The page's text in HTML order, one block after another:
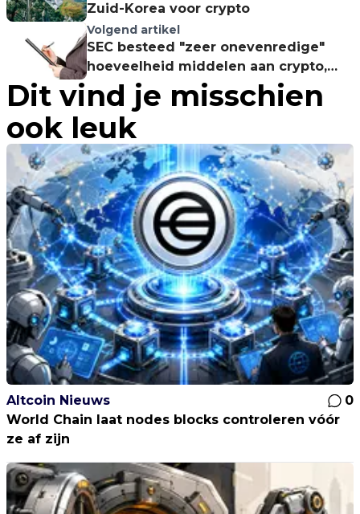
Zuid-Korea voor crypto
Volgend artikel
SEC besteed "zeer onevenredige"
hoeveelheid middelen aan crypto,
aldus juridisch expert
Dit vind je misschien
ook leuk
Altcoin Nieuws
0
World Chain laat nodes blocks controleren vóór
ze af zijn